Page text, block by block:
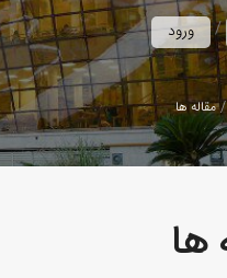
ورود /
مقاله ها
ها